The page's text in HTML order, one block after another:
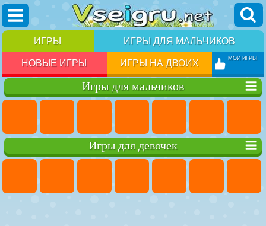
ИГРЫ ИГРЫ ДЛЯ МАЛЬЧИКОВ
НОВЫЕ ИГРЫ ИГРЫ НА ДВОИХ МОИ ИГРЫ
Игры для мальчиков
Игры для девочек